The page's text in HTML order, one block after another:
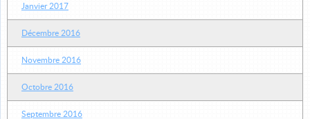
Janvier 2017
Décembre 2016
Novembre 2016
Octobre 2016
Septembre 2016